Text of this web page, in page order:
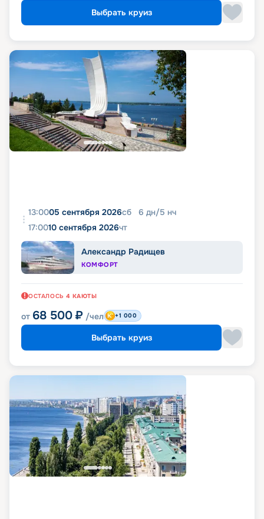
Выбрать круиз
13:0005 сентября 2026сб 6 дн/5 нч
17:0010 сентября 2026чт
Александр Радищев
КОМФОРТ
ОСТАЛОСЬ 4 КАЮТЫ
от 68 500 ₽ /чел +1 000
Выбрать круиз